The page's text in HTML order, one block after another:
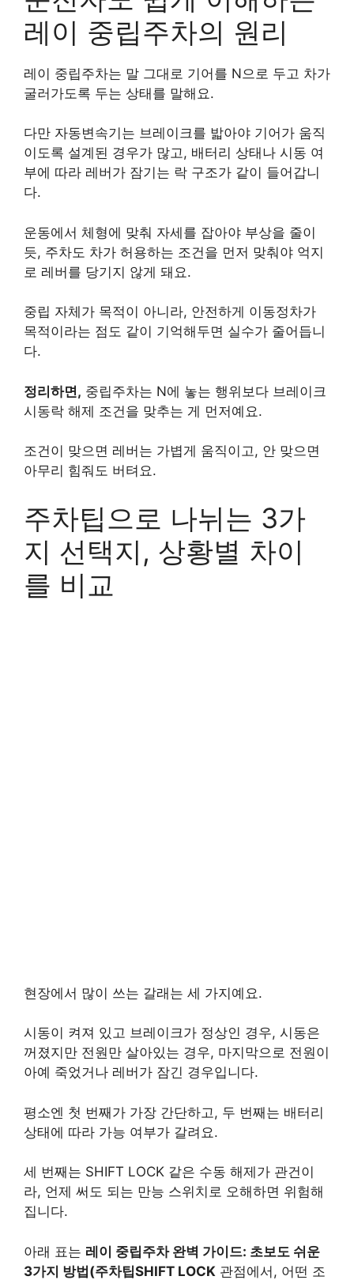
레이 중립주차의 원리
레이 중립주차는 말 그대로 기어를 N으로 두고 차가
굴러가도록 두는 상태를 말해요.
다만 자동변속기는 브레이크를 밟아야 기어가 움직
이도록 설계된 경우가 많고, 배터리 상태나 시동 여
부에 따라 레버가 잠기는 락 구조가 같이 들어갑니
다.
운동에서 체형에 맞춰 자세를 잡아야 부상을 줄이
듯, 주차도 차가 허용하는 조건을 먼저 맞춰야 억지
로 레버를 당기지 않게 돼요.
중립 자체가 목적이 아니라, 안전하게 이동정차가
목적이라는 점도 같이 기억해두면 실수가 줄어듭니
다.
정리하면, 중립주차는 N에 놓는 행위보다 브레이크
시동락 해제 조건을 맞추는 게 먼저예요.
조건이 맞으면 레버는 가볍게 움직이고, 안 맞으면
아무리 힘줘도 버텨요.
주차팁으로 나뉘는 3가
지 선택지, 상황별 차이
를 비교
현장에서 많이 쓰는 갈래는 세 가지예요.
시동이 켜져 있고 브레이크가 정상인 경우, 시동은
꺼졌지만 전원만 살아있는 경우, 마지막으로 전원이
아예 죽었거나 레버가 잠긴 경우입니다.
평소엔 첫 번째가 가장 간단하고, 두 번째는 배터리
상태에 따라 가능 여부가 갈려요.
세 번째는 SHIFT LOCK 같은 수동 해제가 관건이
라, 언제 써도 되는 만능 스위치로 오해하면 위험해
집니다.
아래 표는 레이 중립주차 완벽 가이드: 초보도 쉬운
3가지 방법(주차팁SHIFT LOCK 관점에서, 어떤 조